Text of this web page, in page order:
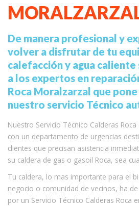
De manera profesional y
volver a disfrutar de tu
calefacción y agua caliente
a los expertos en
Roca Moralzarzal que
nuestro servicio Técnico
Nuestro Servicio Técnico Calderas
con un departamento de urgencias
clientes que precisan asistencia
su caldera de gas o gasoil Roca, sea
Tu caldera, lo mas importante para el
negocio o comunidad de vecinos, ha
por un Servicio Técnico Calderas Roca